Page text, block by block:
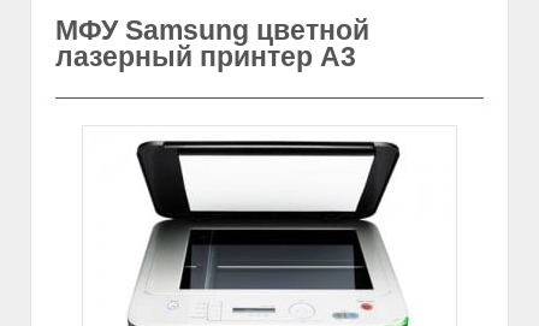
МФУ Samsung цветной
лазерный принтер А3